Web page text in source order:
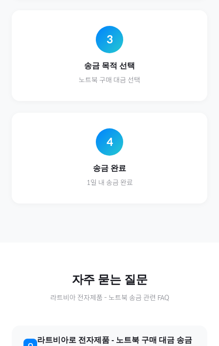
3
송금 목적 선택
노트북 구매 대금 선택
4
송금 완료
1일 내 송금 완료
자주 묻는 질문
라트비아 전자제품 - 노트북 송금 관련 FAQ
라트비아로 전자제품 - 노트북 구매 대금 송금